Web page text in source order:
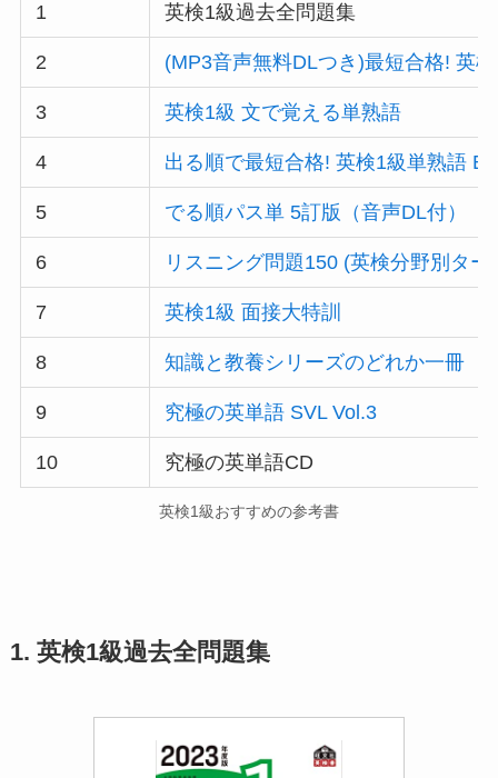
1 英検1級過去全問題集
2 (MP3音声無料DLつき)最短合格! 英
3 英検1級 文で覚える単熟語
4 出る順で最短合格! 英検1級単熟語
5 でる順パス単 5訂版（音声DL付）
6 リスニング問題150 (英検分野別ター
7 英検1級 面接大特訓
8 知識と教養シリーズのどれか一冊
9 究極の英単語 SVL Vol.3
10 究極の英単語CD
英検1級おすすめの参考書
1. 英検1級過去全問題集